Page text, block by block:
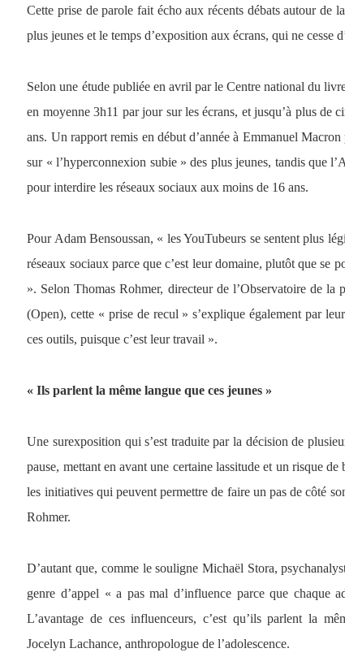
Cette prise de parole fait écho aux récents débats autour de
plus jeunes et le temps d’exposition aux écrans, qui ne cesse
Selon une étude publiée en avril par le Centre national du
en moyenne 3h11 par jour sur les écrans, et jusqu’à plus de
ans. Un rapport remis en début d’année à Emmanuel
sur « l’hyperconnexion subie » des plus jeunes, tandis que
pour interdire les réseaux sociaux aux moins de 16 ans.
Pour Adam Bensoussan, « les YouTubeurs se sentent plus
réseaux sociaux parce que c’est leur domaine, plutôt que se
». Selon Thomas Rohmer, directeur de l’Observatoire de la
(Open), cette « prise de recul » s’explique également par
ces outils, puisque c’est leur travail ».
« Ils parlent la même langue que ces jeunes »
Une surexposition qui s’est traduite par la décision de
pause, mettant en avant une certaine lassitude et un risque
les initiatives qui peuvent permettre de faire un pas de côté
Rohmer.
D’autant que, comme le souligne Michaël Stora,
genre d’appel « a pas mal d’influence parce que chaque
L’avantage de ces influenceurs, c’est qu’ils parlent la
Jocelyn Lachance, anthropologue de l’adolescence.